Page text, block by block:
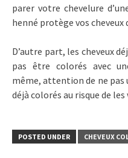
parer votre chevelure
henné protège vos cheveux
D’autre part, les cheveux
pas être colorés avec
même, attention de ne pas
déjà colorés au risque de
POSTED UNDER CHEVEUX